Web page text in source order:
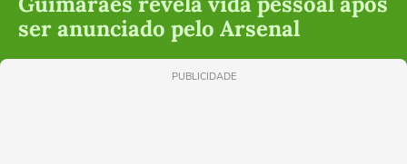
ser anunciado pelo Arsenal
PUBLICIDADE